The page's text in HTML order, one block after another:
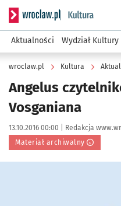
Serwis informacyjny
Aktualności Wydział Kultury
wroclaw.pl Kultura
Angelus
Vosganiana
Data publikacji:
13.10.2016 00:00 | Autor:
Redakcja
Materiał archiwalny